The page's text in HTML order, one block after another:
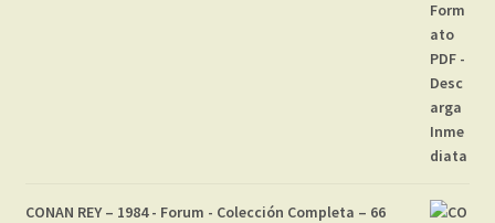
CONAN REY – 1984 - Forum - Colección Completa – 66